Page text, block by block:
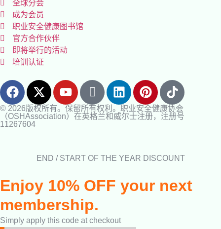
全球分会
成为会员
职业安全健康图书馆
官方合作伙伴
即将举行的活动
培训认证
© 2026版权所有。保留所有权利。职业安全健康协会
（OSHAssociation）在英格兰和威尔士注册，注册号
11267604
END / START OF THE YEAR DISCOUNT
Enjoy 10% OFF your next
membership.
Simply apply this code at checkout